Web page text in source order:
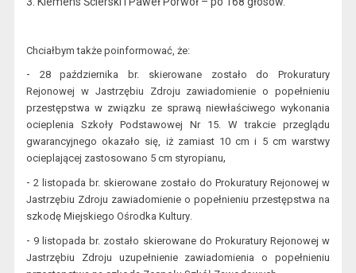
Chciałbym także poinformować, że:
- 28 października br. skierowane zostało do Prokuratury
Rejonowej w Jastrzębiu Zdroju zawiadomienie o popełnieniu
przestępstwa w związku ze sprawą niewłaściwego wykonania
ocieplenia Szkoły Podstawowej Nr 15. W trakcie przeglądu
gwarancyjnego okazało się, iż zamiast 10 cm i 5 cm warstwy
ocieplającej zastosowano 5 cm styropianu,
-2 listopada br. skierowane zostało do Prokuratury Rejonowej w
Jastrzębiu Zdroju zawiadomienie o popełnieniu przestępstwa na
szkodę Miejskiego Ośrodka Kultury.
- 9 listopada br. zostało skierowane do Prokuratury Rejonowej w
Jastrzębiu Zdroju uzupełnienie zawiadomienia o popełnieniu